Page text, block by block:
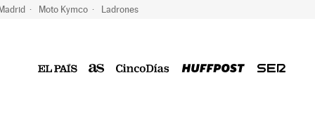
Moto Kymco Ladrones